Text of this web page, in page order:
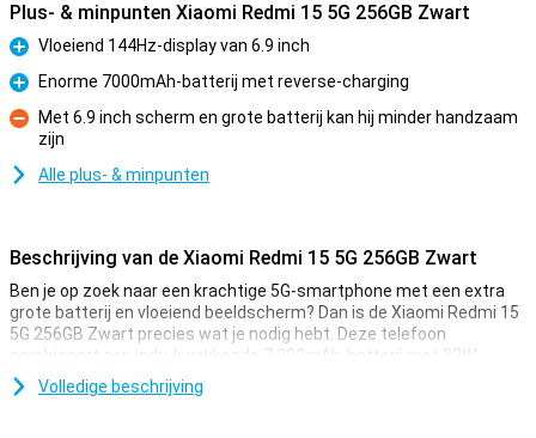
Plus- & minpunten Xiaomi Redmi 15 5G 256GB Zwart
Pluspunt
Vloeiend 144Hz-display van 6.9 inch
Pluspunt
Enorme 7000mAh-batterij met reverse-charging
Minpunt
Met 6.9 inch scherm en grote batterij kan hij minder handzaam
zijn
Alle plus- & minpunten
Beschrijving van de Xiaomi Redmi 15 5G 256GB Zwart
Ben je op zoek naar een krachtige 5G-smartphone met een extra
grote batterij en vloeiend beeldscherm? Dan is de Xiaomi Redmi 15
5G 256GB Zwart precies wat je nodig hebt. Deze telefoon
combineert een indrukwekkende 7.000mAh-batterij met 33W
snelladen, een groot 6.9 inch FHD+ display en de krachtige
Snapdragon® 6s Gen 3-chipset. Dankzij het moderne design, 5G-
Volledige beschrijving